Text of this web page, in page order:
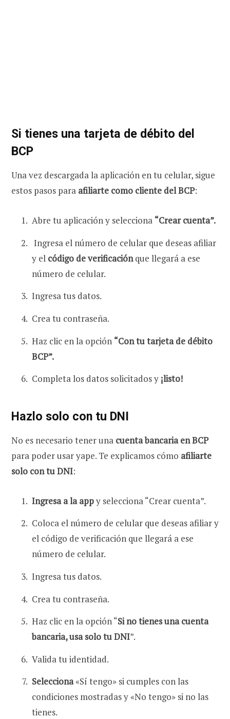
Si tienes una tarjeta de débito del
BCP
Una vez descargada la aplicación en tu celular, sigue
estos pasos para afiliarte como cliente del BCP:
Abre tu aplicación y selecciona “Crear cuenta”.
Ingresa el número de celular que deseas afiliar
y el código de verificaciónque llegará a ese
número de celular.
Ingresa tus datos.
Crea tu contraseña.
Haz clic en la opción “Con tu tarjeta de débito
BCP”.
Completa los datos solicitados y ¡listo!
Hazlo solo con tu DNI
No es necesario tener una cuenta bancaria en BCP
para poder usar yape. Te explicamos cómo afiliarte
solo con tu DNI:
Ingresa a la appy selecciona “Crear cuenta”.
Coloca el número de celular que deseas afiliar y
el código de verificación que llegará a ese
número de celular.
Ingresa tus datos.
Crea tu contraseña.
Haz clic en la opción “Si no tienes una cuenta
bancaria, usa solo tu DNI”.
Valida tu identidad.
Selecciona«Sí tengo» si cumples con las
condiciones mostradas y «No tengo» si no las
tienes.